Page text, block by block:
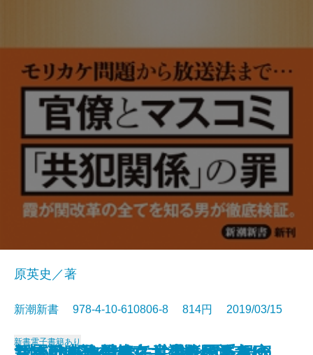
原英史／著
新潮新書 978-4-10-610806-8 814円 2019/03/15
新書電子書籍あり